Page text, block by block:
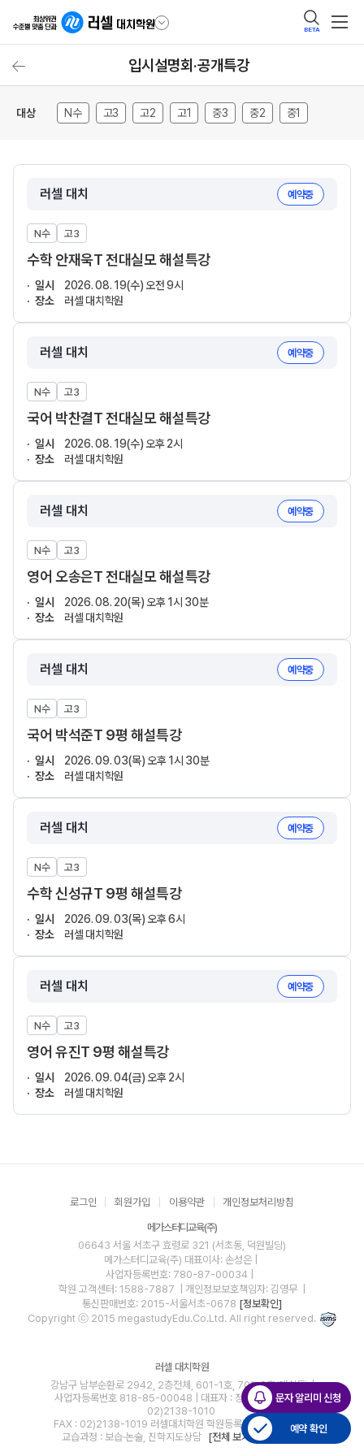
BETA
입시설명회·공개특강
대상 N수 고3 고2 고1 중3 중2 중1
러셀 대치 예약중
N수 고3
수학 안재욱T 전대실모 해설특강
일시
2026. 08. 19(수) 오전 9시
장소
러셀 대치학원
러셀 대치 예약중
N수 고3
국어 박찬결T 전대실모 해설특강
일시
2026. 08. 19(수) 오후 2시
장소
러셀 대치학원
러셀 대치 예약중
N수 고3
영어 오송은T 전대실모 해설특강
일시
2026. 08. 20(목) 오후 1시 30분
장소
러셀 대치학원
러셀 대치 예약중
N수 고3
국어 박석준T 9평 해설특강
일시
2026. 09. 03(목) 오후 1시 30분
장소
러셀 대치학원
러셀 대치 예약중
N수 고3
수학 신성규T 9평 해설특강
일시
2026. 09. 03(목) 오후 6시
장소
러셀 대치학원
러셀 대치 예약중
N수 고3
영어 유진T 9평 해설특강
일시
2026. 09. 04(금) 오후 2시
장소
러셀 대치학원
문자 알리미 신청
예약 확인
로그인 회원가입 이용약관 개인정보처리방침
메가스터디교육(주)
06643 서울 서초구 효령로 321 (서초동, 덕원빌딩)
메가스터디교육(주) 대표이사: 손성은 |
사업자등록번호: 780-87-00034
학원 고객센터: 1588-7887
| 개인정보보호책임자: 김영무
통신판매번호: 2015-서울서초-0678 [정보확인]
Copyright ⓒ 2015 megastudyEdu.Co.Ltd. All right reserved.
러셀 대치학원
강남구 남부순환로 2942, 2층전체, 601-1호, 701-2호(대치동) |
사업자등록번호 818-85-00048 | 대표자 : 정성원 | 문의전화 :
02)2138-1010
FAX : 02)2138-1019 러셀대치학원 학원등록번호 : 제7892호
교습과정 : 보습·논술, 진학지도상담
[전체 보기 ] [교습비]